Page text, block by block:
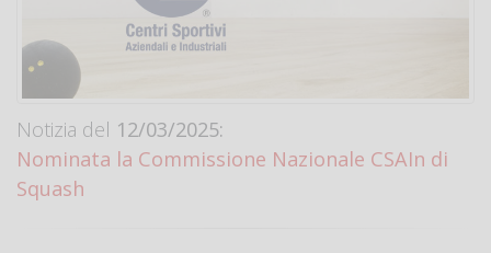
Notizia del 12/03/2025:
Nominata la Commissione Nazionale CSAIn di
Squash